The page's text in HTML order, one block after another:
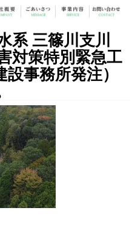
系 三篠川支川
対策特別緊急工
事務所発注）